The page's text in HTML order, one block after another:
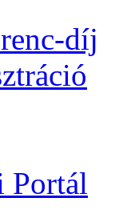
díj
Portál